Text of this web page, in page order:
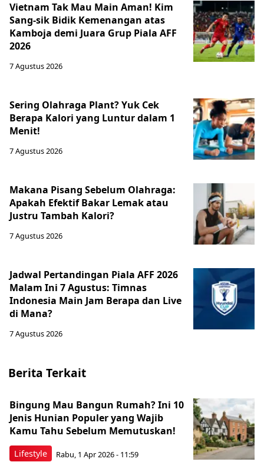
Vietnam Tak Mau Main Aman! Kim
Sang-sik Bidik Kemenangan atas
Kamboja demi Juara Grup Piala AFF
2026
7 Agustus 2026
Sering Olahraga Plant? Yuk Cek
Berapa Kalori yang Luntur dalam 1
Menit!
7 Agustus 2026
Makana Pisang Sebelum Olahraga:
Apakah Efektif Bakar Lemak atau
Justru Tambah Kalori?
7 Agustus 2026
Jadwal Pertandingan Piala AFF 2026
Malam Ini 7 Agustus: Timnas
Indonesia Main Jam Berapa dan Live
di Mana?
7 Agustus 2026
Berita Terkait
Lifestyle
Bingung Mau Bangun Rumah? Ini 10
Jenis Hunian Populer yang Wajib
Kamu Tahu Sebelum Memutuskan!
Rabu, 1 Apr 2026 - 11:59